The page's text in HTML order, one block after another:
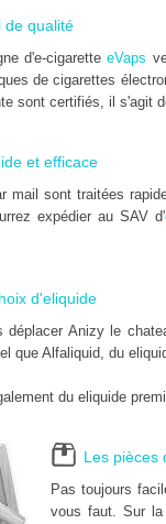
de qualité
d'e-cigaretteeVaps
de cigarettes
sont certifiés, il s'agit
et efficace
mail sont traitées
expédier au SAV d'
d'eliquide
déplacer Anizy le
que Alfaliquid, du
du eliquide
Les pièces
Pas toujours
vous faut. Sur